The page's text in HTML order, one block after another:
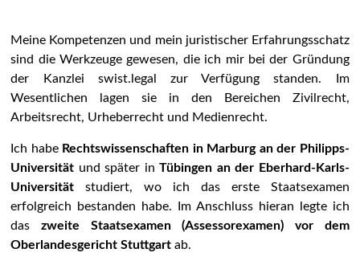
Meine Kompetenzen und mein juristischer Erfahrungsschatz
sind die Werkzeuge gewesen, die ich mir bei der Gründung
der Kanzlei swist.legal zur Verfügung standen. Im
Wesentlichen lagen sie in den Bereichen Zivilrecht,
Arbeitsrecht, Urheberrecht und Medienrecht.
Ich habe Rechtswissenschaften in Marburg an der Philipps-
Universität und später inTübingen an der Eberhard-Karls-
Universität studiert, wo ich das erste Staatsexamen
erfolgreich bestanden habe. Im Anschluss hieran legte ich
daszweite Staatsexamen (Assessorexamen) vor dem
Oberlandesgericht Stuttgart ab.